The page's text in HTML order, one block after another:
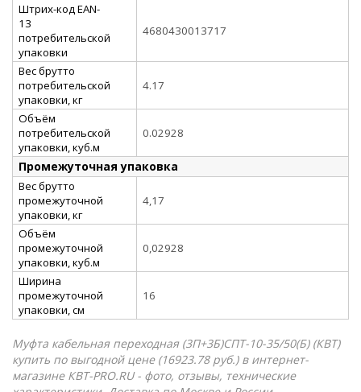
Штрих-код EAN-
13
потребительской
упаковки
4680430013717
Вес брутто
потребительской
упаковки, кг
4.17
Объём
потребительской
упаковки, куб.м
0.02928
Промежуточная упаковка
Вес брутто
промежуточной
упаковки, кг
4,17
Объём
промежуточной
упаковки, куб.м
0,02928
Ширина
промежуточной
упаковки, см
16
Муфта кабельная переходная (3П+3Б)СПТ-10-35/50(Б) (КВТ)
купить по выгодной цене (16923.78 руб.) в интернет-
магазине КВТ-PRO.RU - фото, отзывы, технические